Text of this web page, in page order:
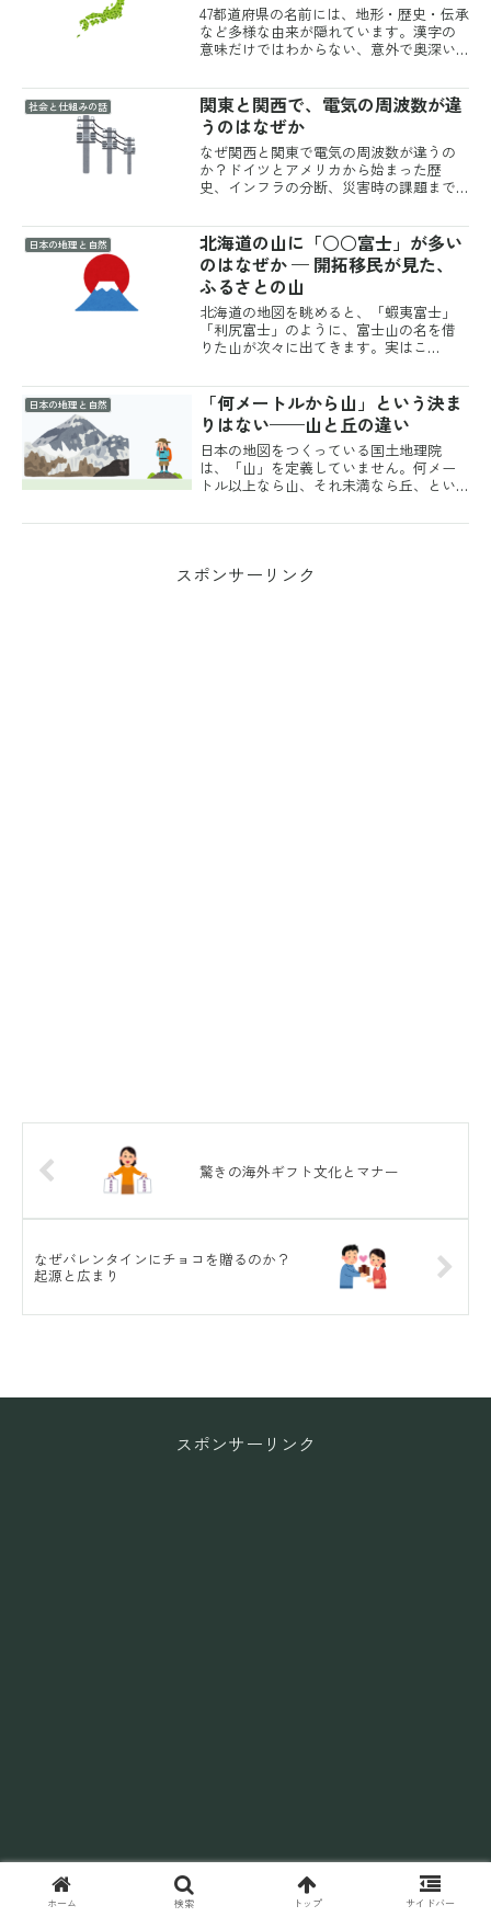
47都道府県の名前には、地形・歴史・伝承
など多様な由来が隠れています。漢字の
意味だけではわからない、意外で奥深い
社会と仕組みの話
関東と関西で、電気の周波数が違
うのはなぜか
なぜ関西と関東で電気の周波数が違うの
か？ドイツとアメリカから始まった歴
史、インフラの分断、災害時の課題まで
日本の地理と自然
北海道の山に「○○富士」が多い
のはなぜか — 開拓移民が見た、
ふるさとの山
北海道の地図を眺めると、「蝦夷富士」
「利尻富士」のように、富士山の名を借
りた山が次々に出てきます。実はこ
道だけで16の山にのぼります。なぜ、本物
の富士山から遠く離れたこの土地に、富
士の名を持つ山がこれ...
日本の地理と自然
「何メートルから山」という決ま
りはない——山と丘の違い
日本の地図をつくっている国土地理院
は、「山」を定義していません。何メー
トル以上なら山、それ未満なら丘、とい
そのため日本には、標高3メートルの
スポンサーリンク
驚きの海外ギフト文化とマナー
なぜバレンタインにチョコを贈るのか？
起源と広まり
スポンサーリンク
ホーム 検索 トップ サイドバー